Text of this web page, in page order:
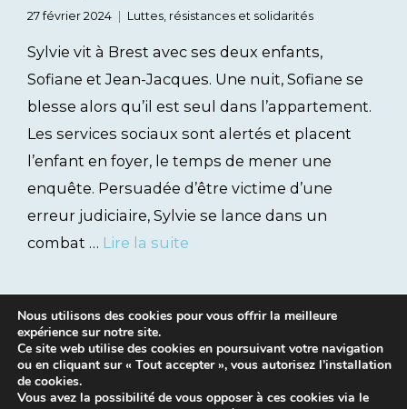
27 février 2024 Luttes, résistances et solidarités
Sylvie vit à Brest avec ses deux enfants,
Sofiane et Jean-Jacques. Une nuit, Sofiane se
blesse alors qu’il est seul dans l’appartement.
Les services sociaux sont alertés et placent
l’enfant en foyer, le temps de mener une
enquête. Persuadée d’être victime d’une
erreur judiciaire, Sylvie se lance dans un
combat … Lire la suite
Nous utilisons des cookies pour vous offrir la meilleure
expérience sur notre site.
Ce site web utilise des cookies en poursuivant votre navigation
ou en cliquant sur « Tout accepter », vous autorisez l’installation
de cookies.
Vous avez la possibilité de vous opposer à ces cookies via le